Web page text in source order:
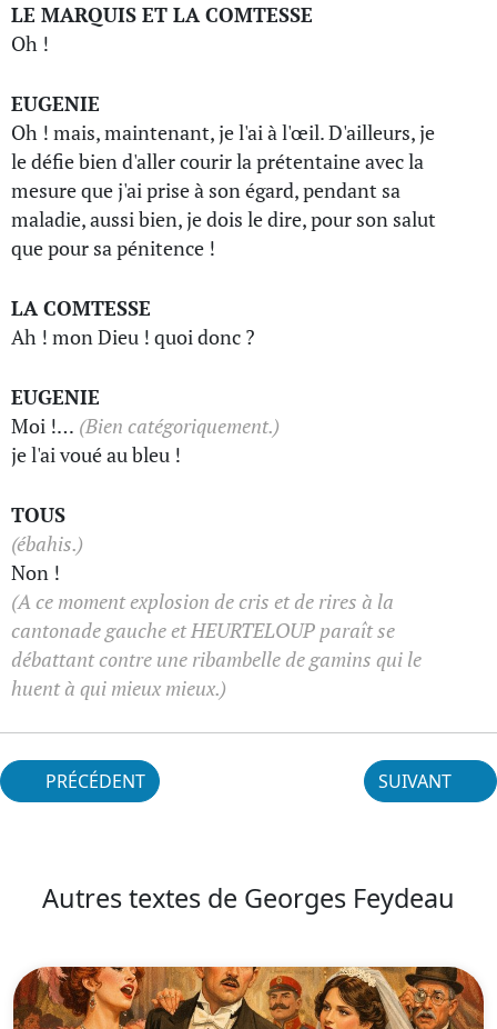
LE MARQUIS ET LA COMTESSE
Oh !
EUGENIE
Oh ! mais, maintenant, je l'ai à l'œil. D'ailleurs, je
le défie bien d'aller courir la prétentaine avec la
mesure que j'ai prise à son égard, pendant sa
maladie, aussi bien, je dois le dire, pour son salut
que pour sa pénitence !
LA COMTESSE
Ah ! mon Dieu ! quoi donc ?
EUGENIE
Moi !… (Bien catégoriquement.)
je l'ai voué au bleu !
TOUS
(ébahis.)
Non !
(A ce moment explosion de cris et de rires à la
cantonade gauche et HEURTELOUP paraît se
débattant contre une ribambelle de gamins qui le
huent à qui mieux mieux.)
PRÉCÉDENT SUIVANT
Autres textes de Georges Feydeau